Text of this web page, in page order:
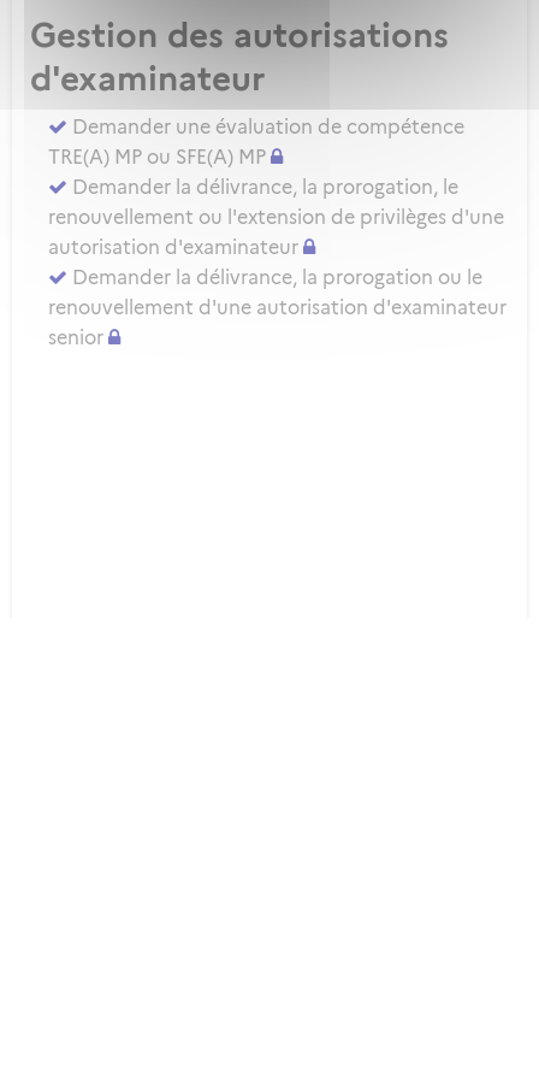
Gestion des autorisations
d'examinateur
Demander une évaluation de compétence
TRE(A) MP ou SFE(A) MP
Demander la délivrance, la prorogation, le
renouvellement ou l'extension de privilèges d'une
autorisation d'examinateur
Demander la délivrance, la prorogation ou le
renouvellement d'une autorisation d'examinateur
senior